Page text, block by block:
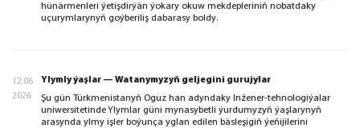
hünärmenleri ýetişdirýän ýokary okuw mekdepleriniň nobatdaky
uçurymlarynyň goýberiliş dabarasy boldy.
12.06
2026
Ylymly ýaşlar — Watanymyzyň geljegini gurujylar
Şu gün Türkmenistanyň Oguz han adyndaky Inžener-tehnologiýalar
uniwersitetinde Ylymlar güni mynasybetli ýurdumyzyň ýaşlarynyň
arasynda ylmy işler boýunça yglan edilen bäsleşigiň ýeňijilerini